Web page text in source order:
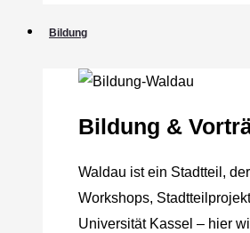
Bildung
Bildung &
Waldau ist ein Stadtteil,
Workshops,
Universität Kassel – hier